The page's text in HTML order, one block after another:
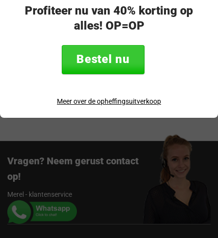
Vragen? Neem gerust contact
op!
Merel - klantenservice
Profiteer nu van 40% korting op
alles! OP=OP
Bestel nu
Meer over de opheffingsuitverkoop